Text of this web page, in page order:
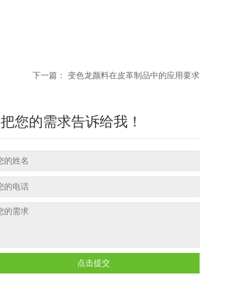
下一篇： 变色龙颜料在皮革制品中的应用要求
把您的需求告诉给我！
点击提交